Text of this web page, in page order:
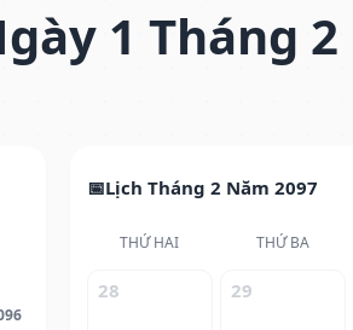
1 Tháng
Lịch Tháng 2 Năm 2097
THỨ HAI THỨ BA
28 29